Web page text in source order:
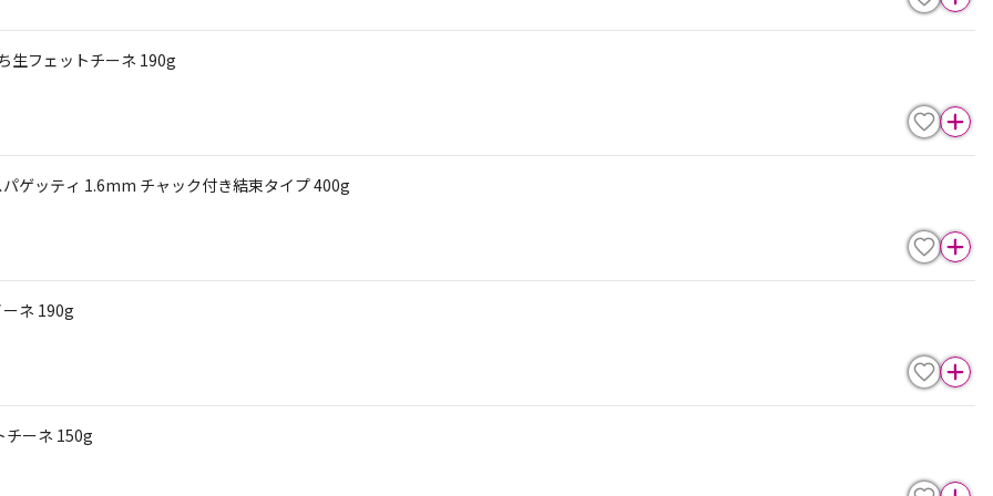
生フェットチーネ 190g
り早ゆでスパゲッティ 1.6mm チャック付き結束タイプ 400g
ネ 190g
チーネ 150g